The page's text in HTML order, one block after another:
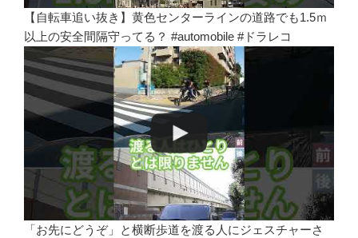
【自転車追い抜き】黄色センターラインの道路でも1.5ｍ
以上の安全間隔守ってる？ #automobile #ドラレコ
「お先にどうぞ」と横断歩道を渡る人にジェスチャーさ